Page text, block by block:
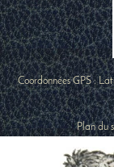
Coordonnées GPS :
Plan du